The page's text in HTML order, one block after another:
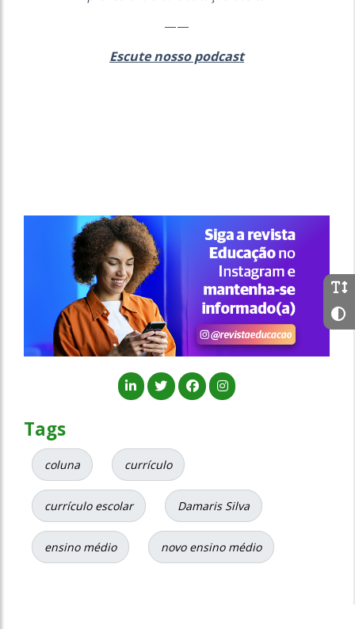
——
Escute nosso podcast
Tags
coluna currículo
currículo escolar Damaris Silva
ensino médio novo ensino médio